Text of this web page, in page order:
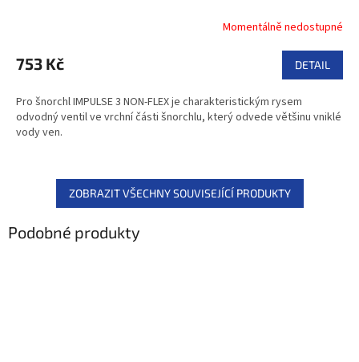
Momentálně nedostupné
753 Kč DETAIL
Pro šnorchl IMPULSE 3 NON-FLEX je charakteristickým rysem
odvodný ventil ve vrchní části šnorchlu, který odvede většinu vniklé
vody ven.
ZOBRAZIT VŠECHNY SOUVISEJÍCÍ PRODUKTY
Podobné produkty